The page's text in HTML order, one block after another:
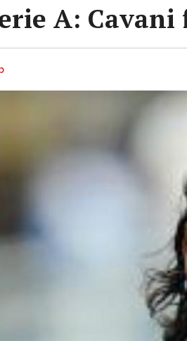
A: